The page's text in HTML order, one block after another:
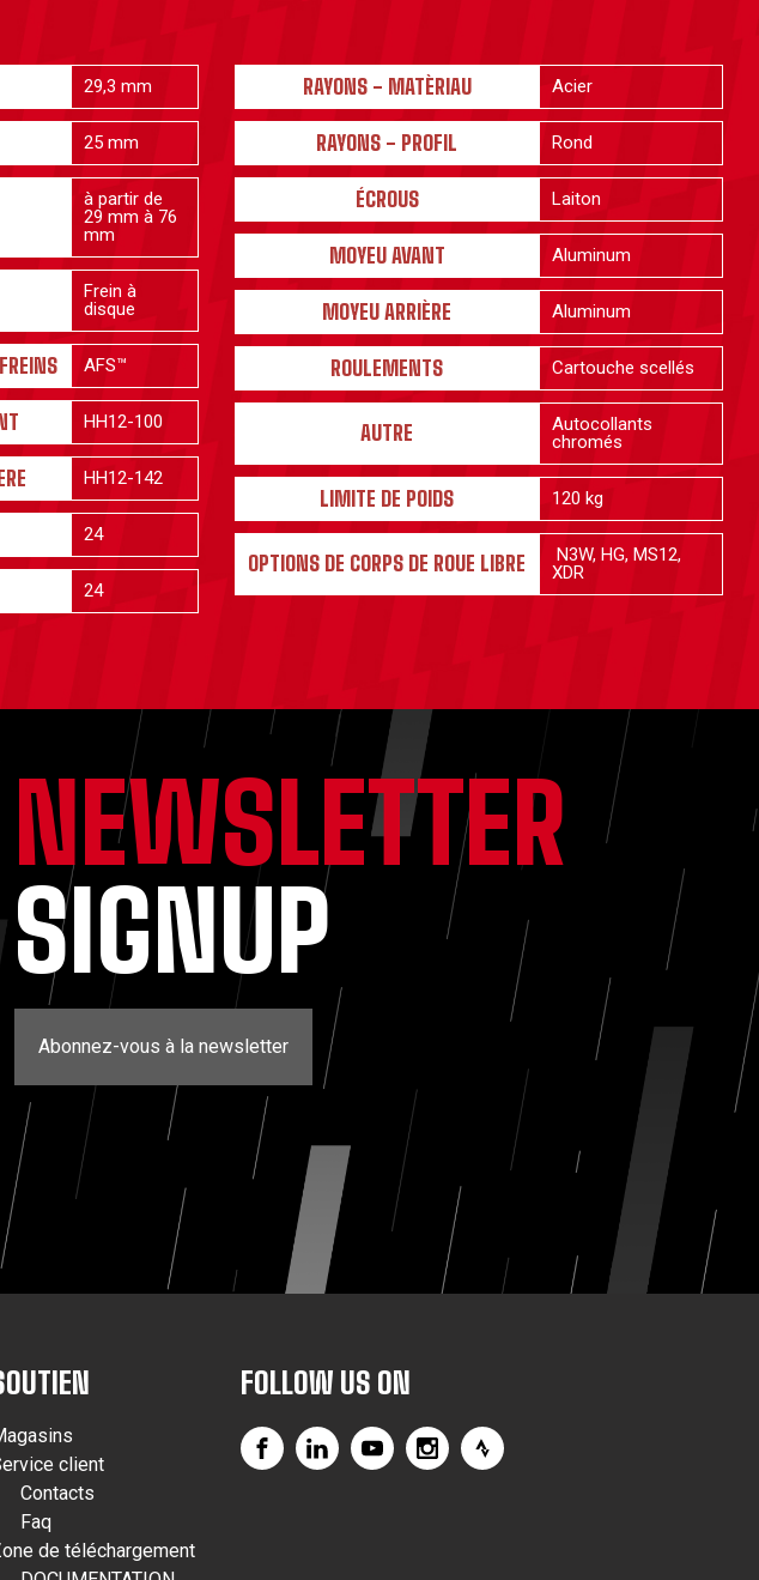
29,3 mm
25 mm
à partir de
29 mm à 76
mm
Frein à
disque
AFS™
HH12-100
HH12-142
24
24
RAYONS - MATÈRIAU Acier
RAYONS - PROFIL Rond
ÉCROUS Laiton
MOYEU AVANT Aluminum
MOYEU ARRIÈRE Aluminum
ROULEMENTS Cartouche scellés
AUTRE
Autocollants
chromés
LIMITE DE POIDS 120 kg
OPTIONS DE CORPS DE ROUE LIBRE
N3W, HG, MS12,
XDR
NEWSLETTER
SIGNUP
Abonnez-vous à la newsletter
client
Contacts
Faq
de téléchargement
FOLLOW US ON